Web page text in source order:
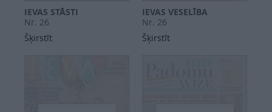
IEVAS STĀSTI
Nr. 26
Šķirstīt
IEVAS VESELĪBA
Nr. 26
Šķirstīt